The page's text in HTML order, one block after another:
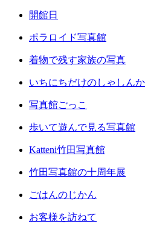
開館日
ポラロイド写真館
着物で残す家族の写真
いちにちだけのしゃしん
写真館ごっこ
歩いて遊んで見る写真館
Katteni竹田写真館
竹田写真館の十周年展
ごはんのじかん
お客様を訪ねて